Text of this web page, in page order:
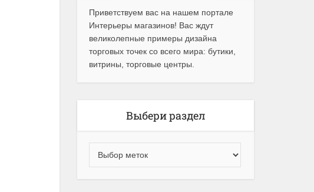
Приветствуем вас на нашем портале
Интерьеры магазинов! Вас ждут
великолепные примеры дизайна
торговых точек со всего мира: бутики,
витрины, торговые центры.
Выбери раздел